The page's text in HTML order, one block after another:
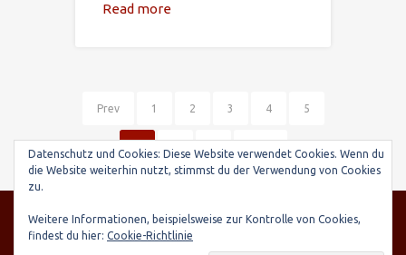
Read more
Prev 1 2 3 4 5
6 7 8
© SARIRY Deutschland e.V., Seltenhornstr. 21,
84559 Kraiburg | Spendenkonto: Raiffeisenbank
Taufkirchen-Oberneukirchen, IBAN: DE03 7016
Datenschutz und Cookies: Diese Website verwendet Cookies. Wenn du
die Website weiterhin nutzt, stimmst du der Verwendung von Cookies
zu.
Weitere Informationen, beispielsweise zur Kontrolle von Cookies,
findest du hier: Cookie-Richtlinie